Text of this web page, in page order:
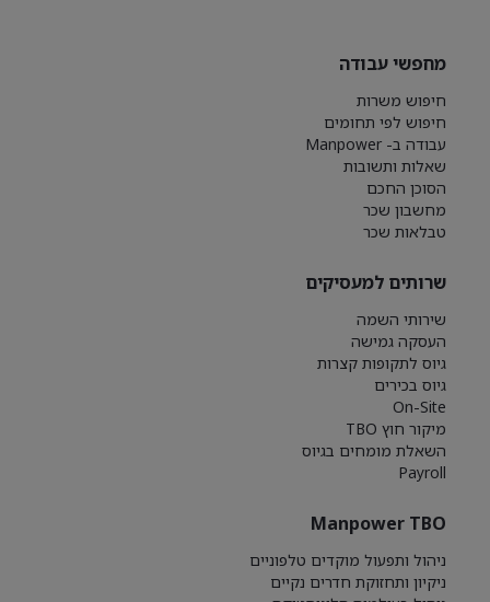
מחפשי עבודה
חיפוש משרות
חיפוש לפי תחומים
עבודה ב- Manpower
שאלות ותשובות
הסוכן החכם
מחשבון שכר
טבלאות שכר
שרותים למעסיקים
שירותי השמה
העסקה גמישה
גיוס לתקופות קצרות
גיוס בכירים
On-Site
מיקור חוץ TBO
השאלת מומחים בגיוס
Payroll
Manpower TBO
ניהול ותפעול מוקדים טלפוניים
ניקיון ותחזוקת חדרים נקיים